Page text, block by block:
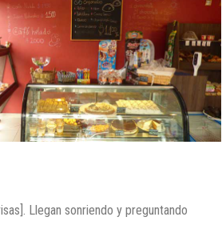
Llegan sonriendo y preguntando